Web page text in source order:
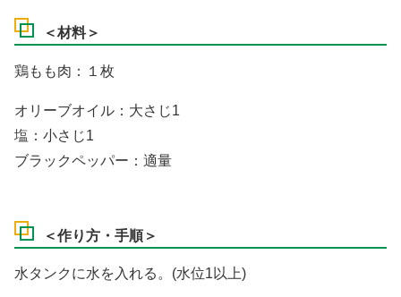
＜材料＞
鶏もも肉：１枚
オリーブオイル：大さじ1
塩：小さじ1
ブラックペッパー：適量
＜作り方・手順＞
水タンクに水を入れる。(水位1以上)